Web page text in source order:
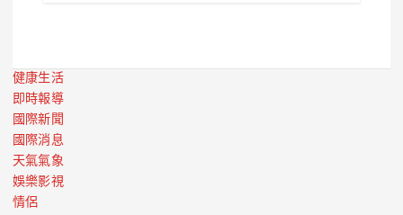
健康生活
即時報導
國際新聞
國際消息
天氣氣象
娛樂影視
情侶